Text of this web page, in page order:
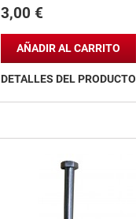
Precio
3,00 €

AÑADIR AL CARRITO
DETALLES DEL PRODUCTO